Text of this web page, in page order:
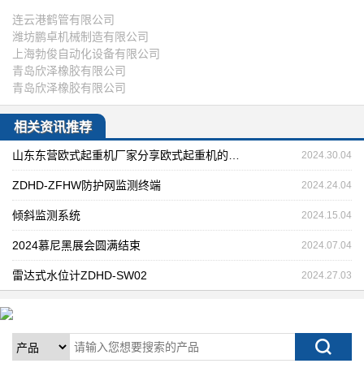
连云港鹤管有限公司
潍坊鹏卓机械制造有限公司
上海勃俊自动化设备有限公司
青岛欣泽橡胶有限公司
青岛欣泽橡胶有限公司
相关资讯推荐
2024.30.04
ZDHD-ZFHW防护网监测终端 2024.24.04
倾斜监测系统 2024.15.04
2024慕尼黑展会圆满结束 2024.07.04
雷达式水位计ZDHD-SW02 2024.27.03